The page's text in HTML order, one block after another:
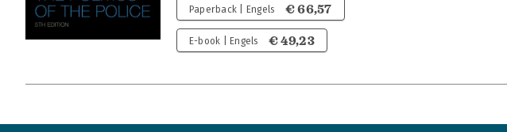
Paperback | Engels € 66,57
E-book | Engels € 49,23